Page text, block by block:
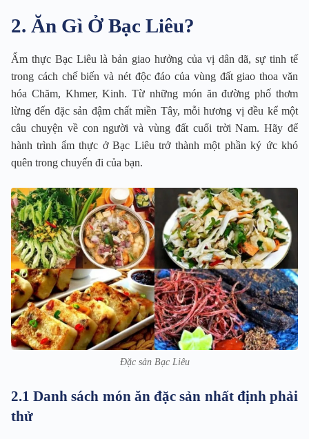
2. Ăn Gì Ở Bạc Liêu?
Ẩm thực Bạc Liêu là bản giao hưởng của vị dân dã, sự tinh tế
trong cách chế biến và nét độc đáo của vùng đất giao thoa văn
hóa Chăm, Khmer, Kinh. Từ những món ăn đường phố thơm
lừng đến đặc sản đậm chất miền Tây, mỗi hương vị đều kể một
câu chuyện về con người và vùng đất cuối trời Nam. Hãy để
hành trình ẩm thực ở Bạc Liêu trở thành một phần ký ức khó
quên trong chuyến đi của bạn.
Đặc sản Bạc Liêu
2.1 Danh sách món ăn đặc sản nhất định phải
thử